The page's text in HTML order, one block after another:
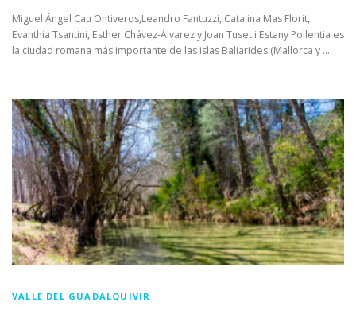
Miguel Ángel Cau Ontiveros,Leandro Fantuzzi, Catalina Mas Florit,
Evanthia Tsantini, Esther Chávez-Álvarez y Joan Tuset i Estany Pollentia es
la ciudad romana más importante de las islas Baliarides (Mallorca y …
VALLE DEL GUADALQUIVIR